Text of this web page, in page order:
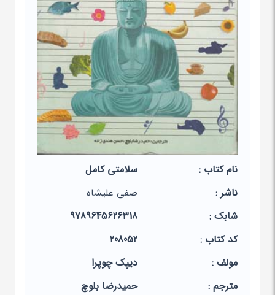
نام کتاب :
سلامتی کامل
ناشر :
صفی علیشاه
شابک :
9789645626318
کد کتاب :
208052
مولف :
دیپک‏ چوپرا
مترجم :
حمیدرضا بلوچ‏